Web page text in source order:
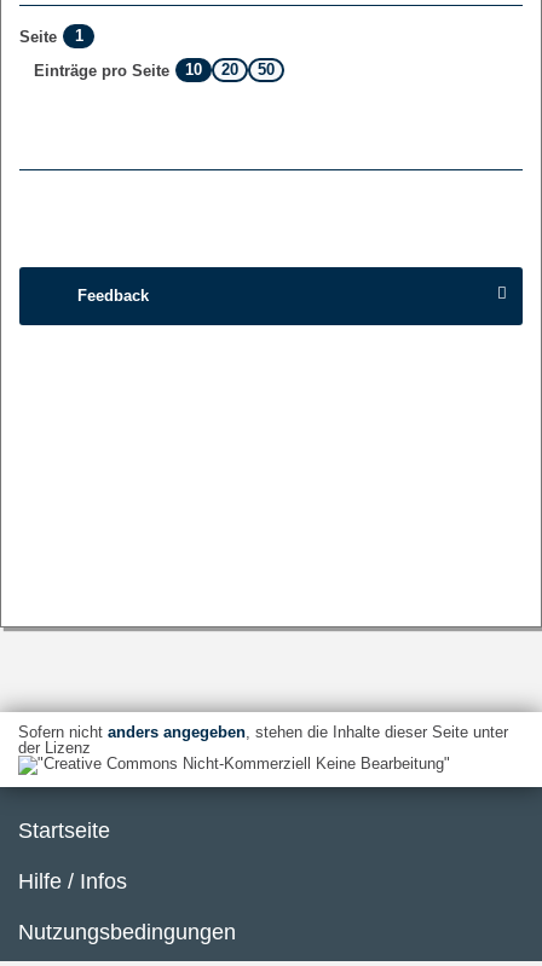
Seite
1
Einträge pro Seite
10 20 50
Feedback
Sofern nicht anders angegeben, stehen die Inhalte dieser Seite unter
der Lizenz
Startseite
Hilfe / Infos
Nutzungsbedingungen